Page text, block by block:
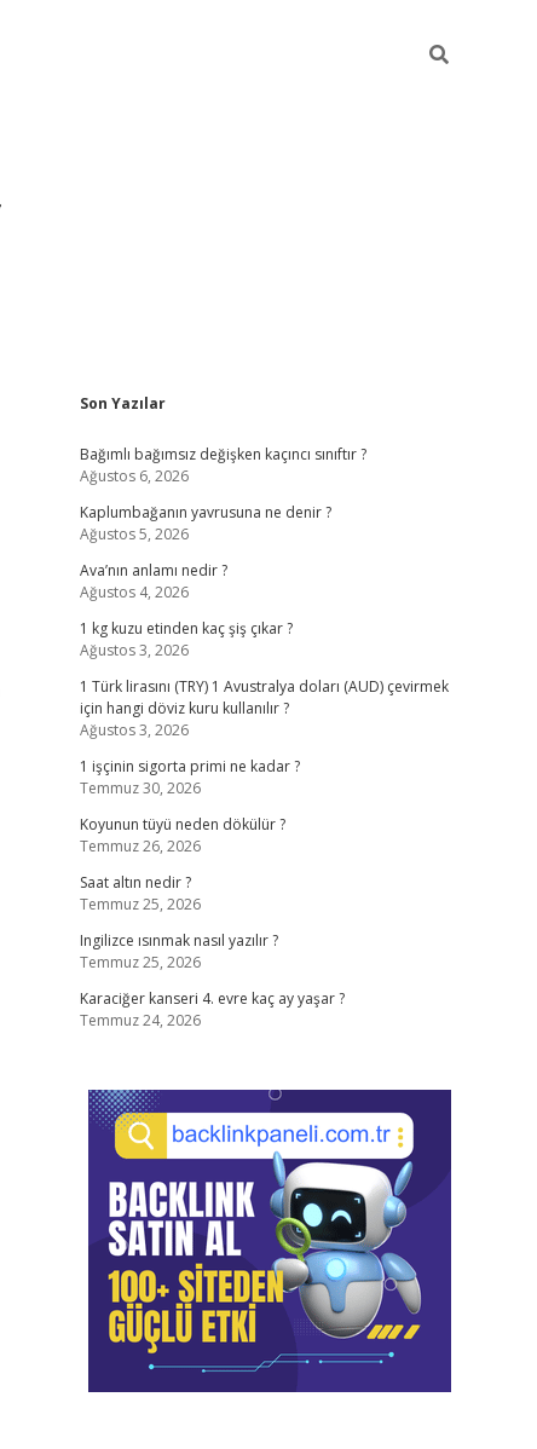
Sidebar
Son Yazılar
Bağımlı bağımsız değişken kaçıncı sınıftır ?
Ağustos 6, 2026
Kaplumbağanın yavrusuna ne denir ?
Ağustos 5, 2026
Ava’nın anlamı nedir ?
Ağustos 4, 2026
1 kg kuzu etinden kaç şiş çıkar ?
Ağustos 3, 2026
1 Türk lirasını (TRY) 1 Avustralya doları (AUD) çevirmek
için hangi döviz kuru kullanılır ?
Ağustos 3, 2026
1 işçinin sigorta primi ne kadar ?
Temmuz 30, 2026
Koyunun tüyü neden dökülür ?
Temmuz 26, 2026
Saat altın nedir ?
Temmuz 25, 2026
Ingilizce ısınmak nasıl yazılır ?
Temmuz 25, 2026
Karaciğer kanseri 4. evre kaç ay yaşar ?
Temmuz 24, 2026